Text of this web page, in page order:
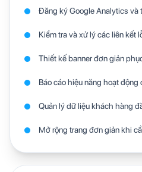
Đăng ký Google Analytics và
Kiểm tra và xử lý các liên kết
Thiết kế banner đơn giản
Báo cáo hiệu năng hoạt
Quản lý dữ liệu khách hàng
Mở rộng trang đơn giản khi